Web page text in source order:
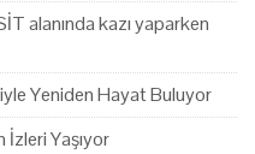
alanında kazı yaparken
Yeniden Hayat Buluyor
Yaşıyor